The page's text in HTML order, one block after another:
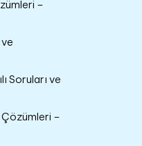
–
ve
Soruları ve
Çözümleri –